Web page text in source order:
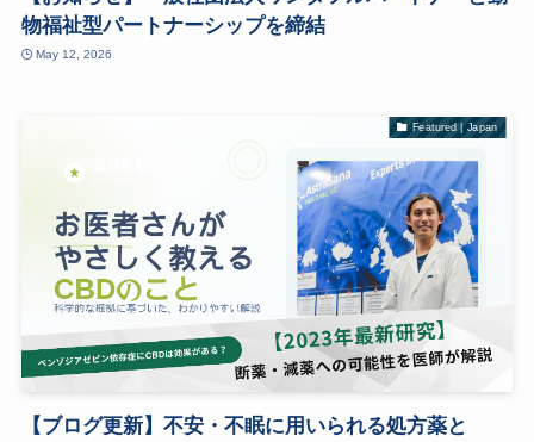
物福祉型パートナーシップを締結
May 12, 2026
Featured | Japan
【ブログ更新】不安・不眠に用いられる処方薬と